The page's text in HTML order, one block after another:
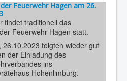
Feuerwehr Hagen am 26.
findet traditionell das
Feuerwehr Hagen statt.
26.10.2023 folgten wieder gut
der Einladung des
ins
Hohenlimburg.